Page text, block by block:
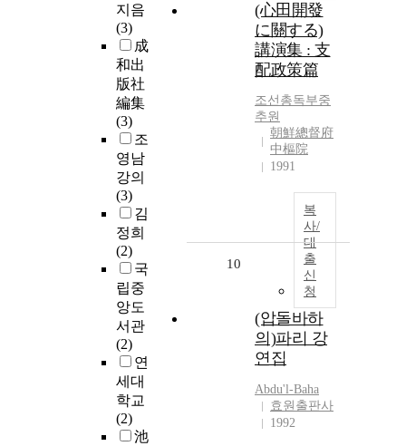
지음
(3)
成
和出
版社
編集
(3)
조
영남
강의
(3)
김
정희
(2)
국
립중
앙도
서관
(2)
연
세대
학교
(2)
池
(心田開發
に關する)
講演集 : 支
配政策篇
조선총독부중
추원
朝鮮總督府
中樞院
1991
복
사/
대
출
신
청
10
(압돌바하
의)파리 강
연집
Abdu'l-Baha
효원출판사
1992